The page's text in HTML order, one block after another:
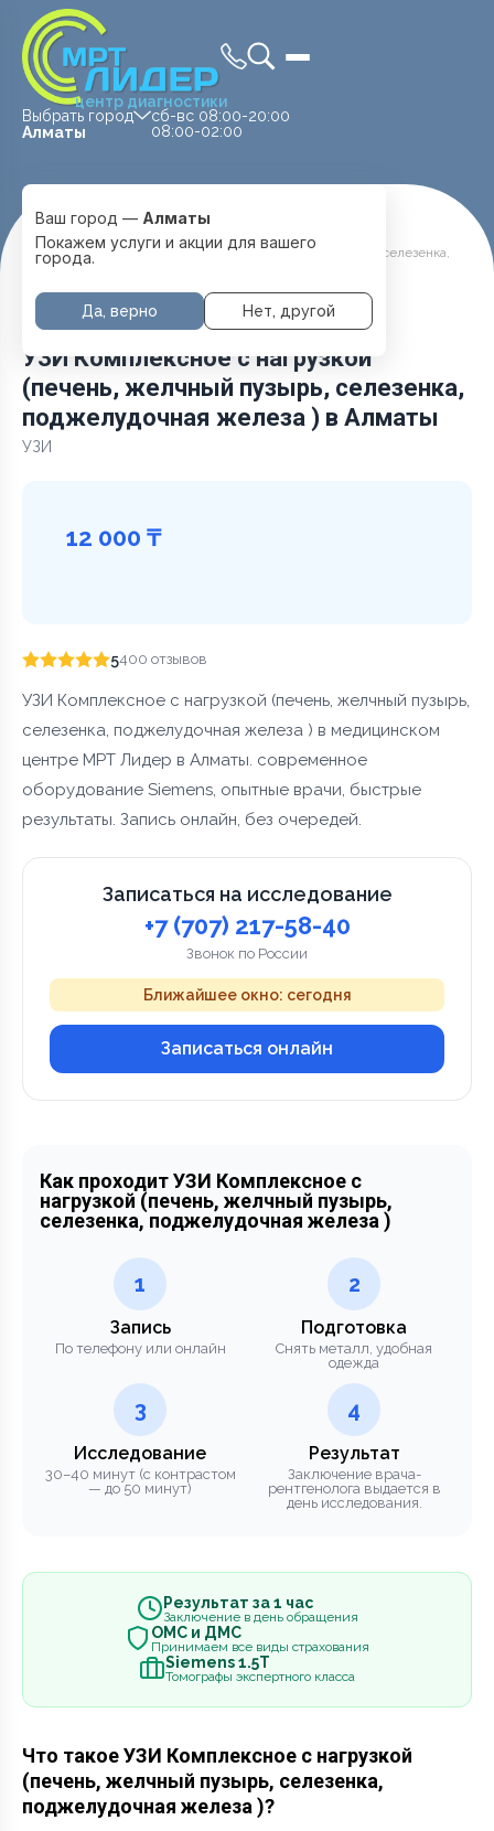
центр диагностики
Выбрать город
Алматы
сб-вс 08:00-20:00
08:00-02:00
Ваш город — Алматы
Покажем услуги и акции для вашего
города.
Да, верно Нет, другой
Главная Услуги и цены
УЗИ Комплексное с нагрузкой (печень, желчный пузырь, селезенка,
поджелудочная железа )
УЗИ Комплексное с нагрузкой
(печень, желчный пузырь, селезенка,
поджелудочная железа ) в Алматы
УЗИ
12 000 ₸
5400 отзывов
УЗИ Комплексное с нагрузкой (печень, желчный пузырь,
селезенка, поджелудочная железа ) в медицинском
центре МРТ Лидер в Алматы. современное
оборудование Siemens, опытные врачи, быстрые
результаты. Запись онлайн, без очередей.
Записаться на исследование
+7 (707) 217-58-40
Звонок по России
Ближайшее окно: сегодня
Записаться онлайн
Как проходит УЗИ Комплексное с
нагрузкой (печень, желчный пузырь,
селезенка, поджелудочная железа )
1
Запись
По телефону или онлайн
2
Подготовка
Снять металл, удобная
одежда
3
Исследование
30–40 минут (с контрастом
— до 50 минут)
4
Результат
Заключение врача-
рентгенолога выдается в
день исследования.
Результат за 1 час
Заключение в день обращения
ОМС и ДМС
Принимаем все виды страхования
Siemens 1.5Т
Томографы экспертного класса
Что такое УЗИ Комплексное с нагрузкой
(печень, желчный пузырь, селезенка,
поджелудочная железа )?